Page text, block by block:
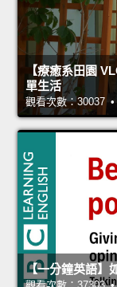
【療癒系田園
單生活
觀看次數：30037
【一分鐘英語】